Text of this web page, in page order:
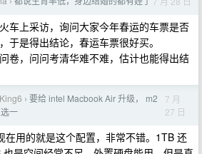
车上采访，询问大家今年春运的车票是否
于是得出结论，春运车票很好买。
卷，问问考清华难不难，估计也能得出结
› 要给 intel Macbook Air 升级， m2
一
7 月
27 日
用的就是这个配置，非常不错。1TB 还